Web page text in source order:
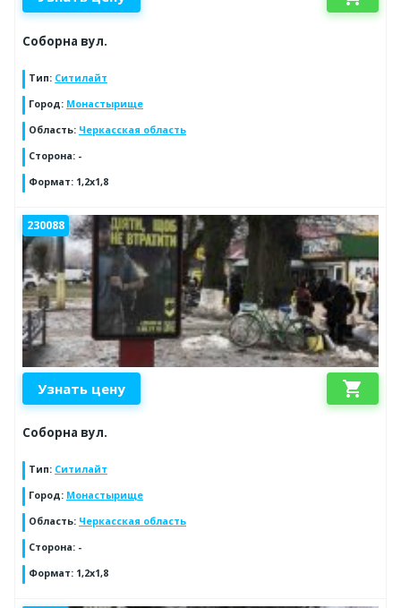
Соборна вул.
Тип: Ситилайт
Город: Монастырище
Область: Черкасская область
Сторона: -
Формат: 1,2х1,8
230088
Узнать цену shopping_cart
Соборна вул.
Тип: Ситилайт
Город: Монастырище
Область: Черкасская область
Сторона: -
Формат: 1,2х1,8